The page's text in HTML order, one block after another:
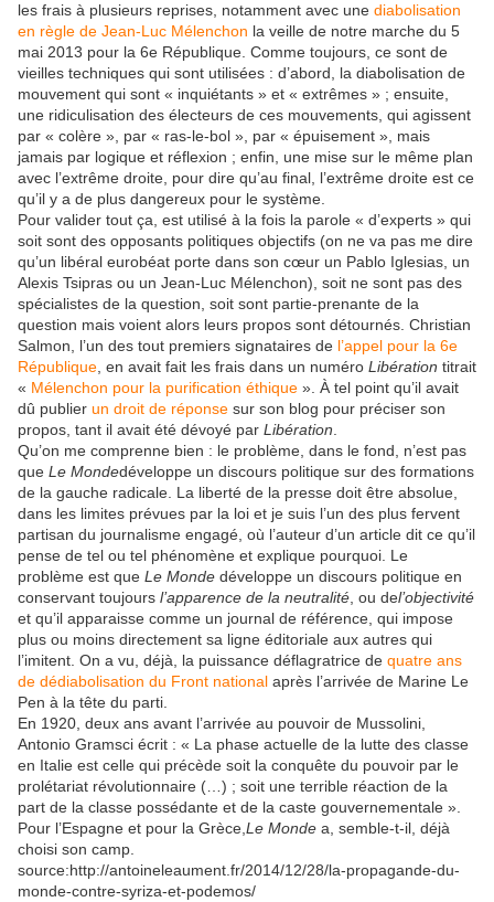
les frais à plusieurs reprises, notamment avec une diabolisation
en règle de Jean-Luc Mélenchon la veille de notre marche du 5
mai 2013 pour la 6e République. Comme toujours, ce sont de
vieilles techniques qui sont utilisées : d’abord, la diabolisation de
mouvement qui sont « inquiétants » et « extrêmes » ; ensuite,
une ridiculisation des électeurs de ces mouvements, qui agissent
par « colère », par « ras-le-bol », par « épuisement », mais
jamais par logique et réflexion ; enfin, une mise sur le même plan
avec l’extrême droite, pour dire qu’au final, l’extrême droite est ce
qu’il y a de plus dangereux pour le système.
Pour valider tout ça, est utilisé à la fois la parole « d’experts » qui
soit sont des opposants politiques objectifs (on ne va pas me dire
qu’un libéral eurobéat porte dans son cœur un Pablo Iglesias, un
Alexis Tsipras ou un Jean-Luc Mélenchon), soit ne sont pas des
spécialistes de la question, soit sont partie-prenante de la
question mais voient alors leurs propos sont détournés. Christian
Salmon, l’un des tout premiers signataires de l’appel pour la 6e
République , en avait fait les frais dans un numéro Libération titrait
« Mélenchon pour la purification éthique ». À tel point qu’il avait
dû publier un droit de réponse sur son blog pour préciser son
propos, tant il avait été dévoyé par Libération
Qu’on me comprenne bien : le problème, dans le fond, n’est pas
que Le Mondedéveloppe un discours politique sur des formations
de la gauche radicale. La liberté de la presse doit être absolue,
dans les limites prévues par la loi et je suis l’un des plus fervent
partisan du journalisme engagé, où l’auteur d’un article dit ce qu’il
pense de tel ou tel phénomène et explique pourquoi. Le
problème est que Le Monde développe un discours politique en
conservant toujours l’apparence de la neutralité , ou del’objectivité
et qu’il apparaisse comme un journal de référence, qui impose
plus ou moins directement sa ligne éditoriale aux autres qui
l’imitent. On a vu, déjà, la puissance déflagratrice de quatre ans
de dédiabolisation du Front national après l’arrivée de Marine Le
Pen à la tête du parti.
En 1920, deux ans avant l’arrivée au pouvoir de Mussolini,
Antonio Gramsci écrit : « La phase actuelle de la lutte des classe
en Italie est celle qui précède soit la conquête du pouvoir par le
prolétariat révolutionnaire (…) ; soit une terrible réaction de la
part de la classe possédante et de la caste gouvernementale ».
Pour l’Espagne et pour la Grèce, Le Monde a, semble-t-il, déjà
choisi son camp.
source:http://antoineleaument.fr/2014/12/28/la-propagande-du-
monde-contre-syriza-et-podemos/